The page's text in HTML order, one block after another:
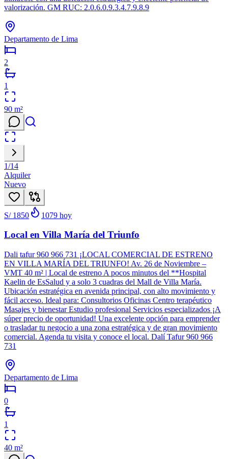
valorización. GM RUC: 2.0.6.0.9.3.4.7.9.8.9
Departamento de Lima
2
1
90 m²
1/14
Alquiler
Nuevo
S/ 1850 1079 hoy
Local en Villa María del Triunfo
Dali tafur 960 966 731 ¡LOCAL COMERCIAL DE ESTRENO
EN VILLA MARÍA DEL TRIUNFO! Av. 26 de Noviembre –
VMT 40 m² | Local de estreno A pocos minutos del **Hospital
Kaelin de EsSalud y a solo 3 cuadras del Mall de Villa María.
Ubicación estratégica en avenida principal, con alto movimiento y
fácil acceso. Ideal para: Consultorios Oficinas Centro terapéutico
Masajes y bienestar Estudio profesional Servicios especializados ¡A
súper precio de oportunidad! Una excelente opción para emprender
o trasladar tu negocio a una zona estratégica y de gran movimiento
comercial. Agenda tu visita y conoce el local. Dalí Tafur 960 966
731
Departamento de Lima
0
1
40 m²